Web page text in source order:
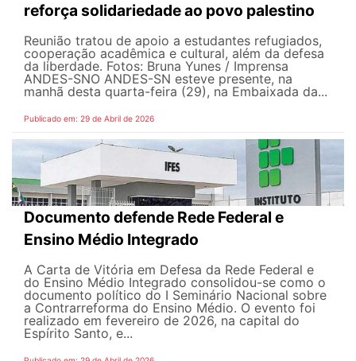
reforça solidariedade ao povo palestino
Reunião tratou de apoio a estudantes refugiados,
cooperação acadêmica e cultural, além da defesa
da liberdade. Fotos: Bruna Yunes / Imprensa
ANDES-SN​​​ O ANDES-SN esteve presente, na
manhã desta quarta-feira (29), na Embaixada da...
Publicado em: 29 de Abril de 2026
Documento defende Rede Federal e
Ensino Médio Integrado
A Carta de Vitória em Defesa da Rede Federal e
do Ensino Médio Integrado consolidou-se como o
documento político do I Seminário Nacional sobre
a Contrarreforma do Ensino Médio. O evento foi
realizado em fevereiro de 2026, na capital do
Espírito Santo, e...